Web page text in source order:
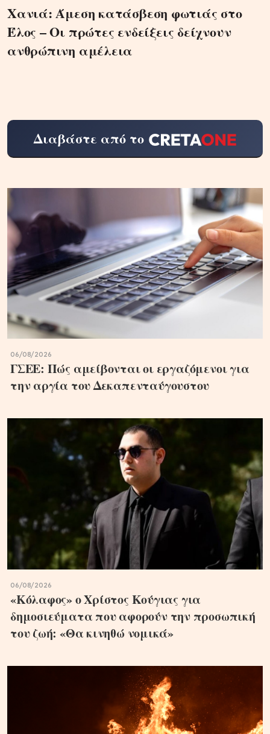
Χανιά: Άμεση κατάσβεση φωτιάς στο
Έλος – Οι πρώτες ενδείξεις δείχνουν
ανθρώπινη αμέλεια
Διαβάστε από το
06/08/2026
ΓΣΕΕ: Πώς αμείβονται οι εργαζόμενοι για
την αργία του Δεκαπενταύγουστου
06/08/2026
«Κόλαφος» ο Χρίστος Κούγιας για
δημοσιεύματα που αφορούν την προσωπική
του ζωή: «Θα κινηθώ νομικά»